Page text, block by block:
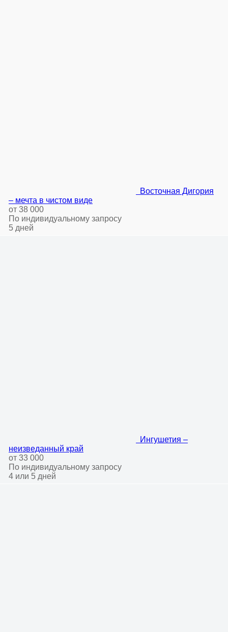
Восточная Дигория
– мечта в чистом виде
от 38 000
По индивидуальному запросу
5 дней
Ингушетия –
неизведанный край
от 33 000
По индивидуальному запросу
4 или 5 дней